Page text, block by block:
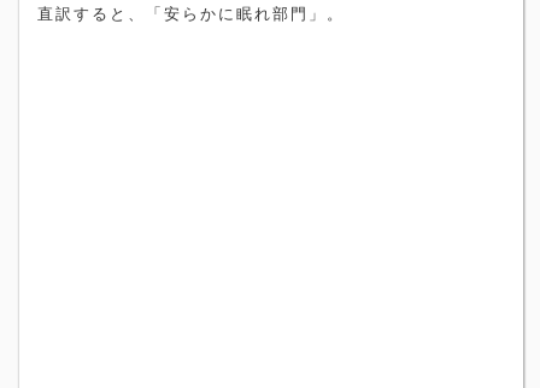
直訳すると、「安らかに眠れ部門」。